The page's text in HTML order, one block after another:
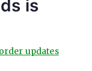
is
updates